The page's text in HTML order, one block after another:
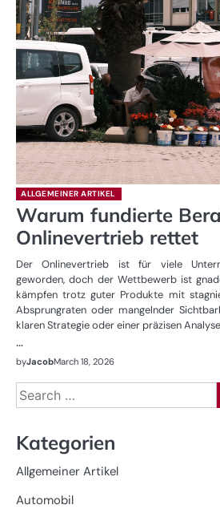
ALLGEMEINER ARTIKEL
Warum fundierte
Onlinevertrieb rettet
Der Onlinevertrieb ist für viele
geworden, doch der Wettbewerb ist
kämpfen trotz guter Produkte mit
Absprungraten oder mangelnder
klaren Strategie oder einer präzisen
…
byJacobMarch 18, 2026
Search
for:
Kategorien
Allgemeiner Artikel
Automobil